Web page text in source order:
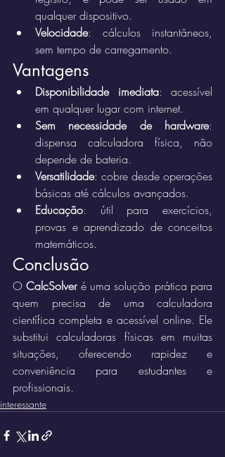
qualquer dispositivo.
Velocidade: cálculos instantâneos,
sem tempo de carregamento.
Vantagens
Disponibilidade imediata: acessível
em qualquer lugar com internet.
Sem necessidade de hardware:
dispensa calculadora física, não
depende de bateria.
Versatilidade: cobre desde operações
básicas até cálculos avançados.
Educação: útil para exercícios,
provas e aprendizado de conceitos
matemáticos.
Conclusão
O CalcSolver é uma solução prática para
quem precisa de uma calculadora
científica completa e acessível online. Ele
substitui calculadoras físicas em muitas
situações, oferecendo rapidez e
conveniência para estudantes e
profissionais.
interessante